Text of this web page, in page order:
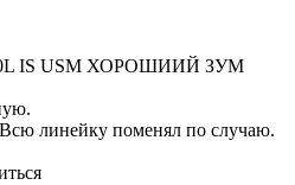
IS USM ХОРОШИИЙ ЗУМ
линейку поменял по случаю.